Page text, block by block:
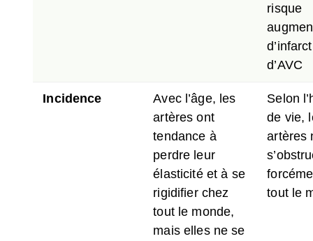
risque
d’AVC
Incidence
Avec l’âge, les
artères ont
tendance à
perdre leur
élasticité et à se
rigidifier chez
tout le monde,
mais elles ne se
Selon
de vie,
artères
tout le